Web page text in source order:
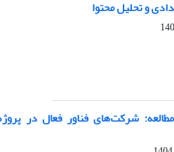
و تحلیل محتوا